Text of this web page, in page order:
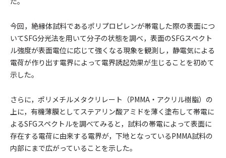
今回，絶縁体試料であるポリプロピレンが帯電した際の表⾯につ
いてSFG分光法を⽤いて分⼦の状態を調べ，表⾯のSFGスペクト
ル強度が表⾯電位に応じて強くなる現象を観測し，静電気による
電荷が作り出す電界によって電界誘起効果が⽣じることを初めて
⽰した。
さらに，ポリメチルメタクリレート（PMMA・アクリル樹脂）の
上に，有機薄膜としてステアリン酸アミドを薄く塗布して帯電に
よるSFGスペクトルを調べてみると，試料の帯電によって表⾯に
存在する電荷に由来する電界が，下地となっているPMMA試料の
内部にまで広がっていることを⽰した。